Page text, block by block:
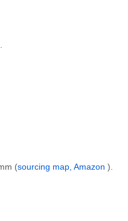
(sourcing map, Amazon ).